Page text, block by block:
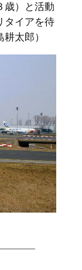
歳）と活動
タイアを待
太郎）